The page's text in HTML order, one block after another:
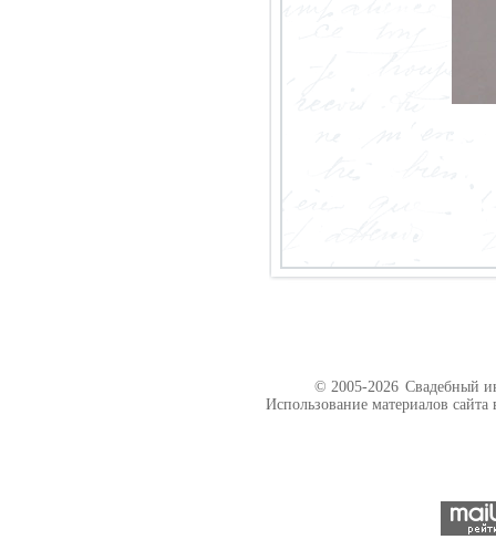
© 2005-2026 Свадебный
Использование материалов